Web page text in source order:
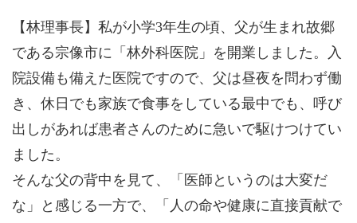
【林理事長】私が小学3年生の頃、父が生まれ故郷
である宗像市に「林外科医院」を開業しました。入
院設備も備えた医院ですので、父は昼夜を問わず働
き、休日でも家族で食事をしている最中でも、呼び
出しがあれば患者さんのために急いで駆けつけてい
ました。
そんな父の背中を見て、「医師というのは大変だ
な」と感じる一方で、「人の命や健康に直接貢献で